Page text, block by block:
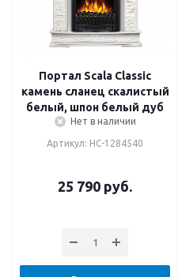
Портал Scala Classic
камень сланец скалистый
белый, шпон белый дуб
Нет в наличии
Артикул: НС-1284540
25 790 руб.